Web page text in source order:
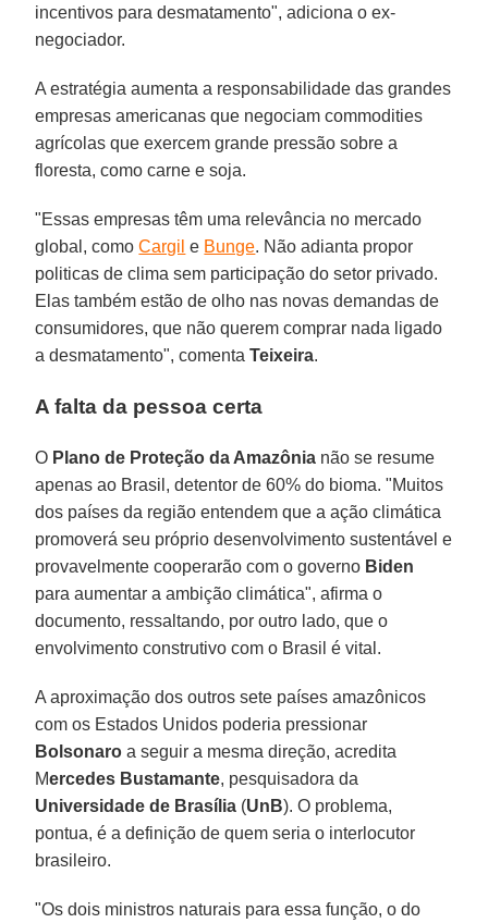
incentivos para desmatamento", adiciona o ex-
negociador.
A estratégia aumenta a responsabilidade das grandes
empresas americanas que negociam commodities
agrícolas que exercem grande pressão sobre a
floresta, como carne e soja.
"Essas empresas têm uma relevância no mercado
global, comoCargil e Bunge. Não adianta propor
politicas de clima sem participação do setor privado.
Elas também estão de olho nas novas demandas de
consumidores, que não querem comprar nada ligado
a desmatamento", comentaTeixeira.
A falta da pessoa certa
O Plano de Proteção da Amazônia não se resume
apenas ao Brasil, detentor de 60% do bioma. "Muitos
dos países da região entendem que a ação climática
promoverá seu próprio desenvolvimento sustentável e
provavelmente cooperarão com o governo Biden
para aumentar a ambição climática", afirma o
documento, ressaltando, por outro lado, que o
envolvimento construtivo com o Brasil é vital.
A aproximação dos outros sete países amazônicos
com os Estados Unidos poderia pressionar
Bolsonaro a seguir a mesma direção, acredita
Mercedes Bustamante, pesquisadora da
Universidade de Brasília (UnB). O problema,
pontua, é a definição de quem seria o interlocutor
brasileiro.
"Os dois ministros naturais para essa função, o do